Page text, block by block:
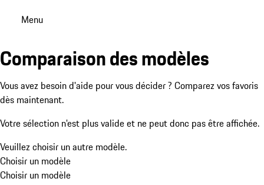
Menu
Comparaison des modèles
Vous avez besoin d'aide pour vous décider ? Comparez vos favoris
dès maintenant.
Votre sélection n'est plus valide et ne peut donc pas être affichée.
Veuillez choisir un autre modèle.
Choisir un modèle
Choisir un modèle